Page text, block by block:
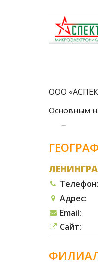
ООО
Основным
В нашей
Опыт
За это
Телефон:
Адрес:
Email:
Сайт: